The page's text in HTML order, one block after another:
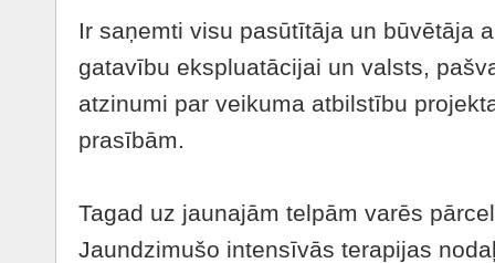
Ir saņemti visu pasūtītāja un būvētāja
gatavību ekspluatācijai un valsts,
atzinumi par veikuma atbilstību
prasībām.
Tagad uz jaunajām telpām varēs
Jaundzimušo intensīvās terapijas